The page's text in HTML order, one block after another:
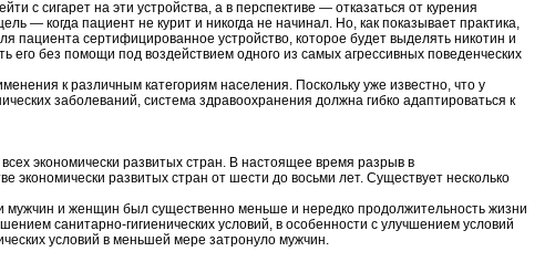
с сигарет на эти устройства, а в перспективе — отказаться от курения
— когда пациент не курит и никогда не начинал. Но, как показывает практика,
пациента сертифицированное устройство, которое будет выделять никотин и
его без помощи под воздействием одного из самых агрессивных поведенческих
к различным категориям населения. Поскольку уже известно, что у
заболеваний, система здравоохранения должна гибко адаптироваться к
экономически развитых стран. В настоящее время разрыв в
развитых стран от шести до восьми лет. Существует несколько
и женщин был существенно меньше и нередко продолжительность жизни
санитарно-гигиенических условий, в особенности с улучшением условий
условий в меньшей мере затронуло мужчин.